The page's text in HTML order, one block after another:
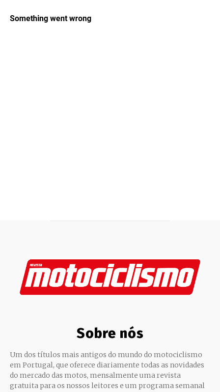
Sobre nós
Um dos títulos mais antigos do mundo do motociclismo
em Portugal, que oferece diariamente todas as novidades
do mercado das motos, mensalmente uma revista
gratuita para os nossos leitores e um programa semanal